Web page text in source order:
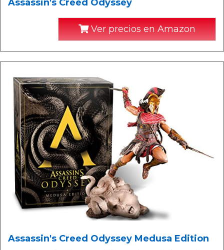
Assassin's Creed Odyssey
Ver precios en Amazon
Assassin's Creed Odyssey Medusa Edition